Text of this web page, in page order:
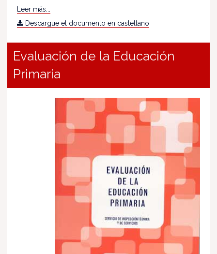
Leer más...
Descargue el documento en castellano
Evaluación de la Educación
Primaria